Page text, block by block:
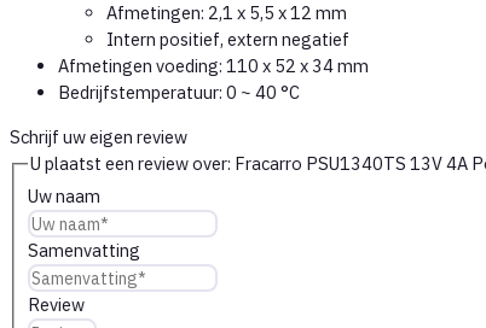
Afmetingen: 2,1 x 5,5 x 12 mm
Intern positief, extern negatief
Afmetingen voeding: 110 x 52 x 34 mm
Bedrijfstemperatuur: 0 ~ 40 °C
Schrijf uw eigen review
U plaatst een review over: Fracarro PSU1340TS 13V 4A
Uw naam
Samenvatting
Review